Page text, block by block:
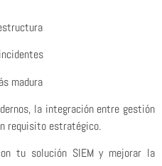
madura
la integración entre gestión
requisito estratégico.
tu solución SIEM y mejorar la